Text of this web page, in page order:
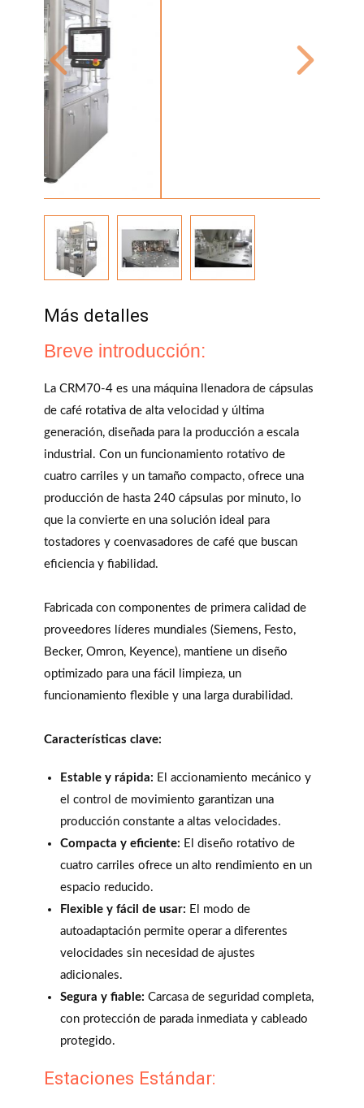
Más detalles
Breve introducción:
La CRM70-4 es una máquina llenadora de cápsulas
de café rotativa de alta velocidad y última
generación, diseñada para la producción a escala
industrial. Con un funcionamiento rotativo de
cuatro carriles y un tamaño compacto, ofrece una
producción de hasta 240 cápsulas por minuto, lo
que la convierte en una solución ideal para
tostadores y coenvasadores de café que buscan
eficiencia y fiabilidad.
Fabricada con componentes de primera calidad de
proveedores líderes mundiales (Siemens, Festo,
Becker, Omron, Keyence), mantiene un diseño
optimizado para una fácil limpieza, un
funcionamiento flexible y una larga durabilidad.
Características clave:
Estable y rápida: El accionamiento mecánico y
el control de movimiento garantizan una
producción constante a altas velocidades.
Compacta y eficiente: El diseño rotativo de
cuatro carriles ofrece un alto rendimiento en un
espacio reducido.
Flexible y fácil de usar: El modo de
autoadaptación permite operar a diferentes
velocidades sin necesidad de ajustes
adicionales.
Segura y fiable: Carcasa de seguridad completa,
con protección de parada inmediata y cableado
protegido.
Estaciones Estándar: